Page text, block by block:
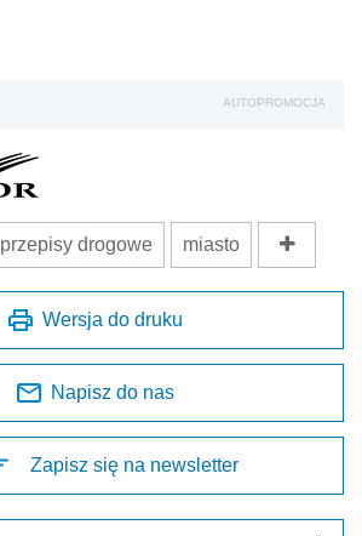
AUTOPROMOCJA
przepisy drogowe miasto
Wersja do druku
Napisz do nas
Zapisz się na newsletter